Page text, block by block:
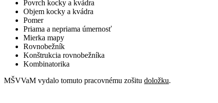
Povrch kocky a kvádra
Objem kocky a kvádra
Pomer
Priama a nepriama úmernosť
Mierka mapy
Rovnobežník
Konštrukcia rovnobežníka
Kombinatorika
MŠVVaM vydalo tomuto pracovnému zošitu doložku.